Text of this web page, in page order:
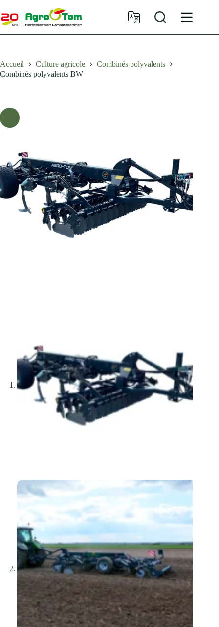
au
contenu
Accueil Culture agricole
Combinés polyvalents
Combinés polyvalents BW